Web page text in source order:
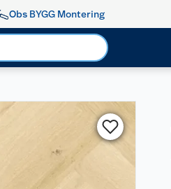
Obs BYGG Montering